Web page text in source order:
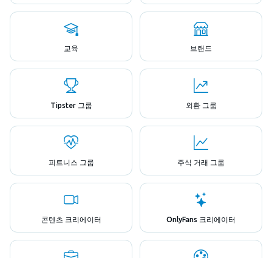
교육 브랜드
Tipster 그룹 외환 그룹
피트니스 그룹 주식 거래 그룹
콘텐츠 크리에이터 OnlyFans 크리에이터